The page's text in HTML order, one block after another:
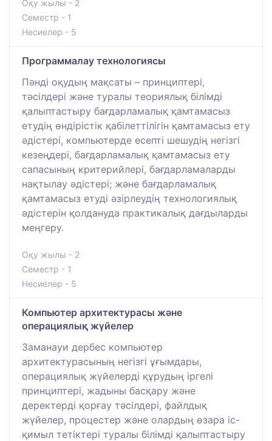
Оқу жылы - 2
Семестр - 1
Несиелер - 5
Программалау технологиясы
Пәнді оқудың мақсаты – принциптері,
тәсілдері және туралы теориялық білімді
қалыптастыру бағдарламалық қамтамасыз
етудің өндірістік қабілеттілігін қамтамасыз ету
әдістері, компьютерде есепті шешудің негізгі
кезеңдері, бағдарламалық қамтамасыз ету
сапасының критерийлері, бағдарламаларды
нақтылау әдістері; және бағдарламалық
қамтамасыз етуді әзірлеудің технологиялық
әдістерін қолдануда практикалық дағдыларды
меңгеру.
Оқу жылы - 2
Семестр - 1
Несиелер - 5
Компьютер архитектурасы және
операциялық жүйелер
Заманауи дербес компьютер
архитектурасының негізгі ұғымдары,
операциялық жүйелерді құрудың іргелі
принциптері, жадыны басқару және
деректерді қорғау тәсілдері, файлдық
жүйелер, процестер және олардың өзара іс-
қимыл тетіктері туралы білімді қалыптастыру